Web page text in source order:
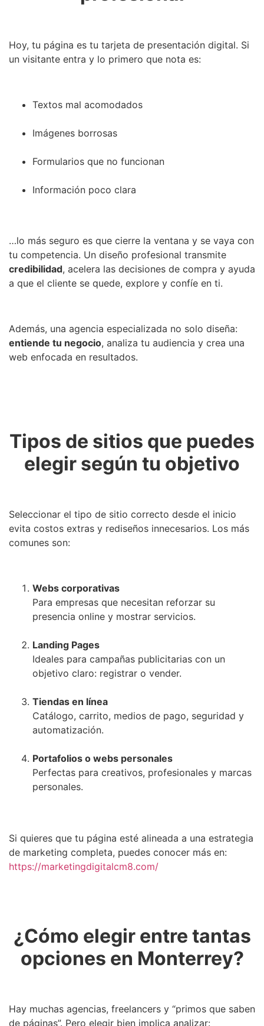
Hoy, tu página es tu tarjeta de presentación digital. Si
un visitante entra y lo primero que nota es:
Textos mal acomodados
Imágenes borrosas
Formularios que no funcionan
Información poco clara
…lo más seguro es que cierre la ventana y se vaya con
tu competencia. Un diseño profesional transmite
credibilidad, acelera las decisiones de compra y ayuda
a que el cliente se quede, explore y confíe en ti.
Además, una agencia especializada no solo diseña:
entiende tu negocio, analiza tu audiencia y crea una
web enfocada en resultados.
Tipos de sitios que puedes
elegir según tu objetivo
Seleccionar el tipo de sitio correcto desde el inicio
evita costos extras y rediseños innecesarios. Los más
comunes son:
Webs corporativas
Para empresas que necesitan reforzar su
presencia online y mostrar servicios.
Landing Pages
Ideales para campañas publicitarias con un
objetivo claro: registrar o vender.
Tiendas en línea
Catálogo, carrito, medios de pago, seguridad y
automatización.
Portafolios o webs personales
Perfectas para creativos, profesionales y marcas
personales.
Si quieres que tu página esté alineada a una estrategia
de marketing completa, puedes conocer más en:
https://marketingdigitalcm8.com/
¿Cómo elegir entre tantas
opciones en Monterrey?
Hay muchas agencias, freelancers y “primos que saben
de páginas”. Pero elegir bien implica analizar: